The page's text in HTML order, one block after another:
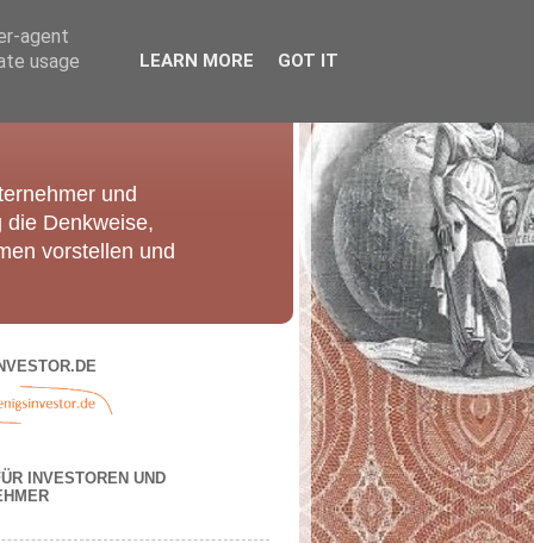
und
die Denkweise,
vorstellen und
INVESTOREN UND
agent
usage
LEARN MORE GOT IT